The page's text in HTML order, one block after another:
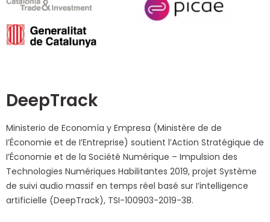
DeepTrack
Ministerio de Economía y Empresa (Ministère de de
I’Économie et de I’Entreprise) soutient l’Action Stratégique de
I’Économie et de la Société Numérique – Impulsion des
Technologies Numériques Habilitantes 2019, projet Système
de suivi audio massif en temps réel basé sur I’intelligence
artificielle (DeepTrack), TSI-100903-2019-38.